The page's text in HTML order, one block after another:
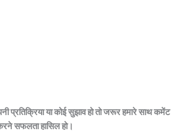
प्रतिक्रिया या कोई सुझाव हो तो जरूर हमारे साथ कमेंट
सफलता हासिल हो।